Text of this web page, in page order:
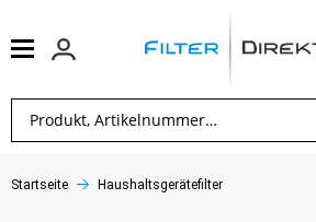
Startseite Haushaltsgerätefilter